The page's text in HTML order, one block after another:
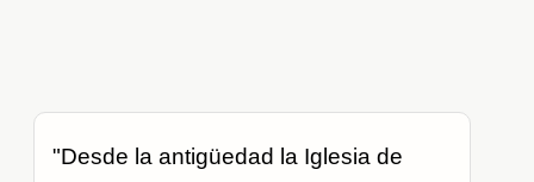
"Desde la antigüedad la Iglesia de